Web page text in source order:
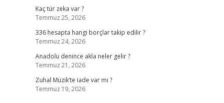
Kaç tür zeka var ?
Temmuz 25, 2026
336 hesapta hangi borçlar takip edilir ?
Temmuz 24, 2026
Anadolu denince akla neler gelir ?
Temmuz 21, 2026
Zuhal Müzik’te iade var mı ?
Temmuz 19, 2026